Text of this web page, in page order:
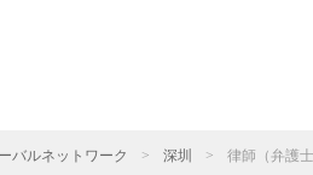
バルネットワーク > 深圳 > 律師（弁護